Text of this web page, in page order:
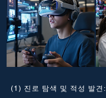
(1) 진로 탐색 및 적성 발견: